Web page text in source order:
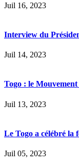
Juil 16, 2023
Interview du
Juil 14, 2023
Togo : le
Juil 13, 2023
Le Togo a célébré la
Juil 05, 2023